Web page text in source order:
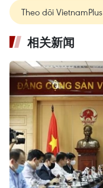
Theo dõi VietnamPlus
相关新闻